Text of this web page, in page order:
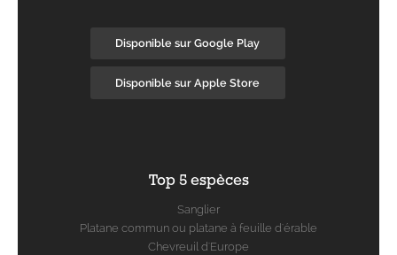
Disponible sur Google Play
Disponible sur Apple Store
Top 5 espèces
Sanglier
Platane commun ou platane à feuille d'érable
Chevreuil d'Europe